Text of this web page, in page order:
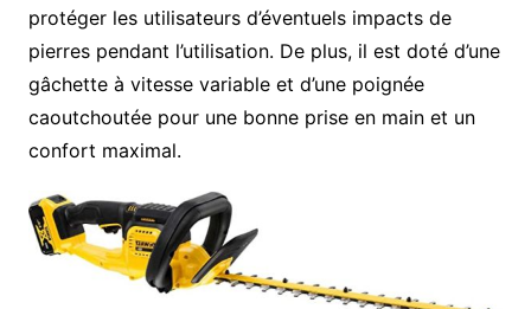
protéger les utilisateurs d’éventuels impacts de
pierres pendant l’utilisation. De plus, il est doté d’une
gâchette à vitesse variable et d’une poignée
caoutchoutée pour une bonne prise en main et un
confort maximal.